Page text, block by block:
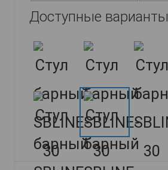
Доступные варианты